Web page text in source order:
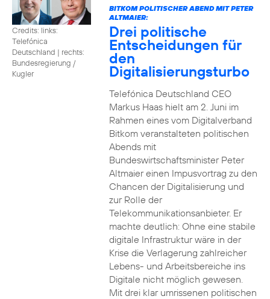
Credits: links:
Telefónica
Deutschland | rechts:
Bundesregierung /
Kugler
BITKOM POLITISCHER ABEND MIT PETER
ALTMAIER:
Drei politische
Entscheidungen für
den
Digitalisierungsturbo
Telefónica Deutschland CEO
Markus Haas hielt am 2. Juni im
Rahmen eines vom Digitalverband
Bitkom veranstalteten politischen
Abends mit
Bundeswirtschaftsminister Peter
Altmaier einen Impusvortrag zu den
Chancen der Digitalisierung und
zur Rolle der
Telekommunikationsanbieter. Er
machte deutlich: Ohne eine stabile
digitale Infrastruktur wäre in der
Krise die Verlagerung zahlreicher
Lebens- und Arbeitsbereiche ins
Digitale nicht möglich gewesen.
Mit drei klar umrissenen politischen